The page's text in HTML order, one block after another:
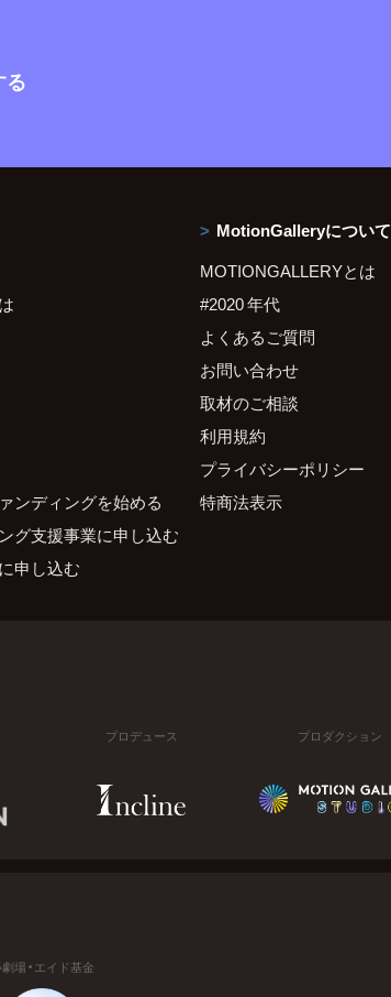
る
ンディングを始める
グ支援事業に申し込む
申し込む
MotionGalleryについて
MOTIONGALLERYとは
#2020 年代
よくあるご質問
お問い合わせ
取材のご相談
利用規約
プライバシーポリシー
特商法表示
プロデュース プロダクション
場・エイド基金